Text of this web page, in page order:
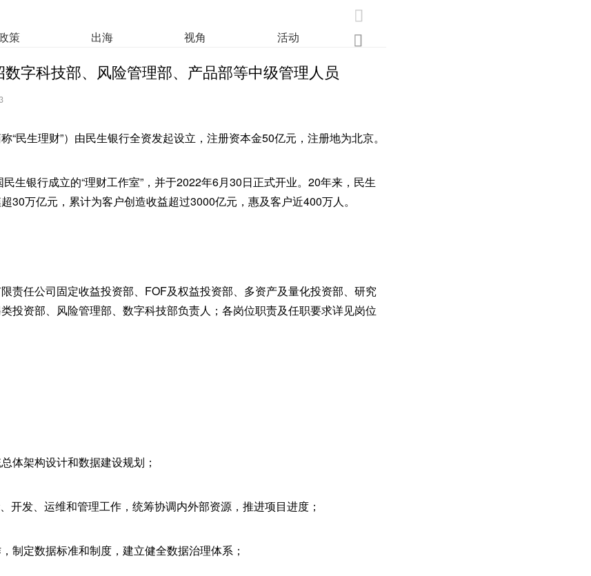

策 出海 视角 活动 
数字科技部、风险管理部、产品部等中级管理人员
“民生理财”）由民生银行全资发起设立，注册资本金50亿元，注册地为北京。
生银行成立的“理财工作室”，并于2022年6月30日正式开业。20年来，民生
30万亿元，累计为客户创造收益超过3000亿元，惠及客户近400万人。
责任公司固定收益投资部、FOF及权益投资部、多资产及量化投资部、研究
投资部、风险管理部、数字科技部负责人；各岗位职责及任职要求详见岗位
体架构设计和数据建设规划；
开发、运维和管理工作，统筹协调内外部资源，推进项目进度；
制定数据标准和制度，建立健全数据治理体系；